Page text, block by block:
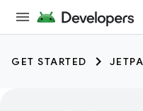
GET STARTED